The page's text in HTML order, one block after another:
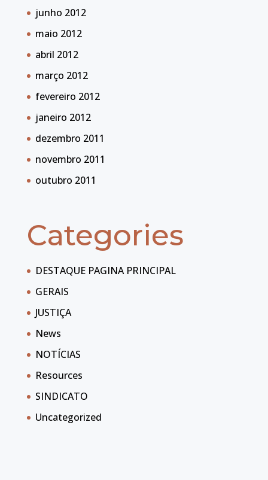
junho 2012
maio 2012
abril 2012
março 2012
fevereiro 2012
janeiro 2012
dezembro 2011
novembro 2011
outubro 2011
Categories
DESTAQUE PAGINA PRINCIPAL
GERAIS
JUSTIÇA
News
NOTÍCIAS
Resources
SINDICATO
Uncategorized